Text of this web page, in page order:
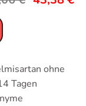
ohne
Tagen